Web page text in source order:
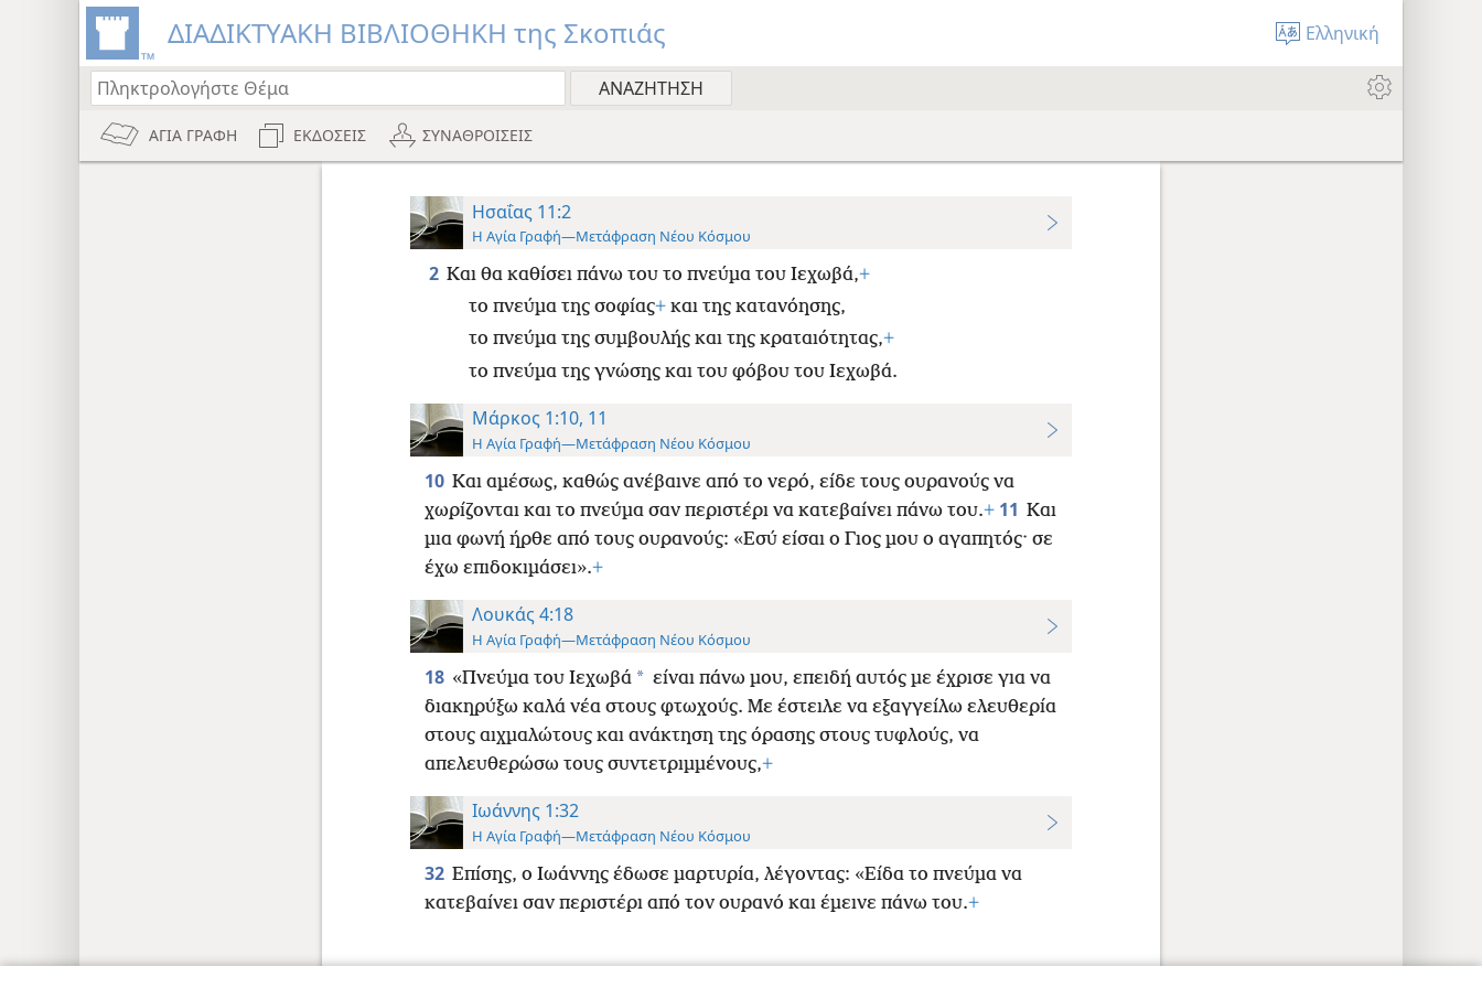
ΔΙΑΔΙΚΤΥΑΚΗ ΒΙΒΛΙΟΘΗΚΗ της Σκοπιάς Ελληνική
ΑΓΙΑ ΓΡΑΦΗ ΕΚΔΟΣΕΙΣ ΣΥΝΑΘΡΟΙΣΕΙΣ
Ησαΐας 11:2
Η Αγία Γραφή—Μετάφραση Νέου Κόσμου
2 Και θα καθίσει πάνω του το πνεύμα του Ιεχωβά,+
το πνεύμα της σοφίας+και της κατανόησης,
το πνεύμα της συμβουλής και της κραταιότητας,+
το πνεύμα της γνώσης και του φόβου του Ιεχωβά.
Μάρκος 1:10, 11
Η Αγία Γραφή—Μετάφραση Νέου Κόσμου
10 Και αμέσως, καθώς ανέβαινε από το νερό, είδε τους ουρανούς να
χωρίζονται και το πνεύμα σαν περιστέρι να κατεβαίνει πάνω του.+ 11 Και
μια φωνή ήρθε από τους ουρανούς: «Εσύ είσαι ο Γιος μου ο αγαπητός· σε
έχω επιδοκιμάσει».+
Λουκάς 4:18
Η Αγία Γραφή—Μετάφραση Νέου Κόσμου
18 «Πνεύμα του Ιεχωβά * είναι πάνω μου, επειδή αυτός με έχρισε για να
διακηρύξω καλά νέα στους φτωχούς. Με έστειλε να εξαγγείλω ελευθερία
στους αιχμαλώτους και ανάκτηση της όρασης στους τυφλούς, να
απελευθερώσω τους συντετριμμένους,+
Ιωάννης 1:32
Η Αγία Γραφή—Μετάφραση Νέου Κόσμου
32 Επίσης, ο Ιωάννης έδωσε μαρτυρία, λέγοντας: «Είδα το πνεύμα να
κατεβαίνει σαν περιστέρι από τον ουρανό και έμεινε πάνω του.+